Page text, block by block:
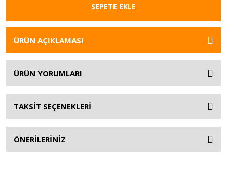
SEPETE EKLE
ÜRÜN AÇIKLAMASI
ÜRÜN YORUMLARI
TAKSİT SEÇENEKLERİ
ÖNERİLERİNİZ